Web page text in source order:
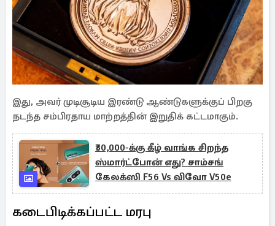
இது, அவர் முடிசூடிய இரண்டு ஆண்டுகளுக்குப் பிறகு
நடந்த சம்பிரதாய மாற்றத்தின் இறுதிக் கட்டமாகும்.
₹30,000-க்கு கீழ் வாங்க சிறந்த
ஸ்மார்ட்போன் எது? சாம்சங்
கேலக்ஸி F56 Vs விவோ V50e
கடைபிடிக்கப்பட்ட மரபு